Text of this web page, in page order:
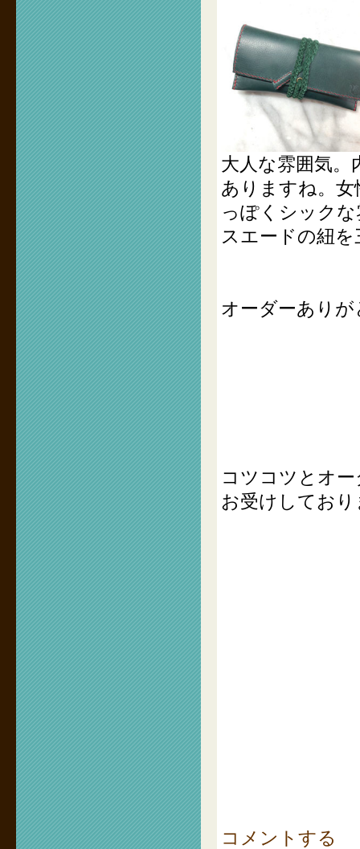
大人な雰囲気
ありますね。
っぽくシック
スエードの紐
オーダーあり
コツコツとオ
お受けしてお
コメントする